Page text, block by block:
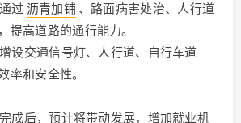
过 沥青加铺 、路面病害处治、人行道
提高道路的通行能力。
设交通信号灯、人行道、自行车道
率和安全性。
成后，预计将带动发展，增加就业机